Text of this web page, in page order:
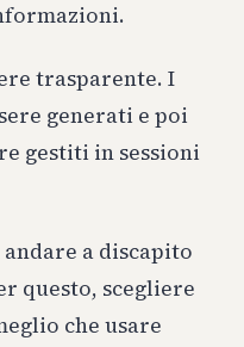
trasparente. I
generati e poi
gestiti in sessioni
a discapito
questo, scegliere
che usare